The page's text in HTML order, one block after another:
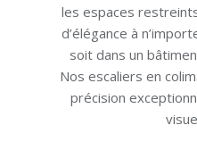
les espaces
d’élégance à
soit dans un
Nos escaliers en
précision